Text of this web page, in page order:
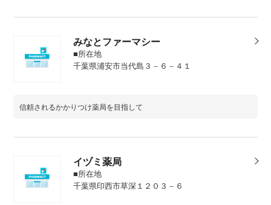
みなとファーマシー
■所在地
千葉県浦安市当代島３－６－４１
信頼されるかかりつけ薬局を目指して
イヅミ薬局
■所在地
千葉県印西市草深１２０３－６